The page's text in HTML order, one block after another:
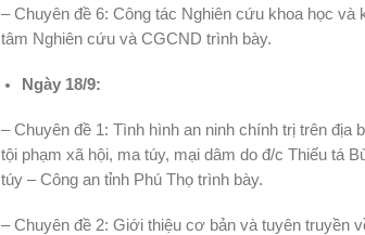
– Chuyên đề 6: Công tác Nghiên cứu khoa học và
tâm Nghiên cứu và CGCND trình bày.
Ngày 18/9:
– Chuyên đề 1: Tình hình an ninh chính trị trên địa
tội phạm xã hội, ma túy, mại dâm do đ/c Thiếu tá
túy – Công an tỉnh Phú Thọ trình bày.
– Chuyên đề 2: Giới thiệu cơ bản và tuyên truyền